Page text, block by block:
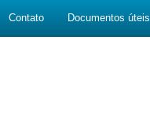
Contato Documentos úteis